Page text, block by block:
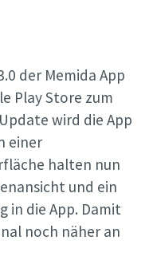
der Memida App
Play Store zum
wird die App
einer
halten nun
und ein
in die App. Damit
noch näher an